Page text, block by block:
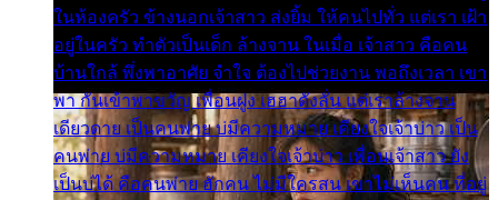
ในห้องครัว ข้างนอกเจ้าสาว ส่งยิ้ม ให้คนไปทั่ว แต่เรา เฝ้า
อยู่ในครัว ทำตัวเป็นเด็ก ล้างจาน ในเมื่อ เจ้าสาว คือคน
บ้านใกล้ พึ่งพาอาศัย จำใจ ต้องไปช่วยงาน พอถึงเวลา เขา
พา กันเข้าพาขวัญ เพื่อนฝูง เฮฮาดังลั่น แต่เราล้างจาน
เดียวดาย เป็นคนพ่าย บ่มีความหมาย เคียงใจเจ้าบ่าว เป็น
คนพ่าย บ่มีความหมาย เคียงใจเจ้าบ่าว เพื่อนเจ้าสาว ยัง
เป็นบ่ได้ คือคนพ่าย ฮักคน ไม่มีใครสน เขาไม่เห็นคน ที่อยู่